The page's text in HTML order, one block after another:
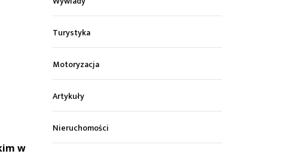
w
Turystyka
Motoryzacja
Artykuły
Nieruchomości